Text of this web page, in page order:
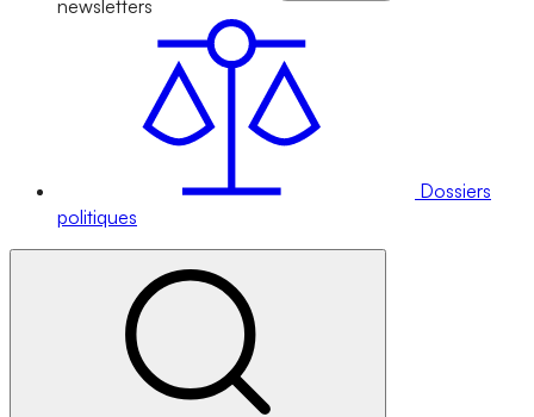
newsletters
Dossiers
politiques